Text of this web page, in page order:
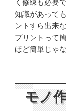
く修練も必要で
知識があって
ントすら出来
プリントって
ほど簡単じゃ
モノ